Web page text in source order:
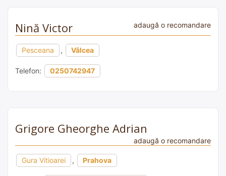
Nină Victor adaugă o recomandare
Pesceana , Vâlcea
Telefon: 0250742947
Grigore Gheorghe Adrian
adaugă o recomandare
Gura Vitioarei , Prahova